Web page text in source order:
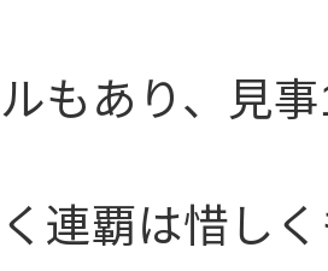
ルもあり、見
く連覇は惜し